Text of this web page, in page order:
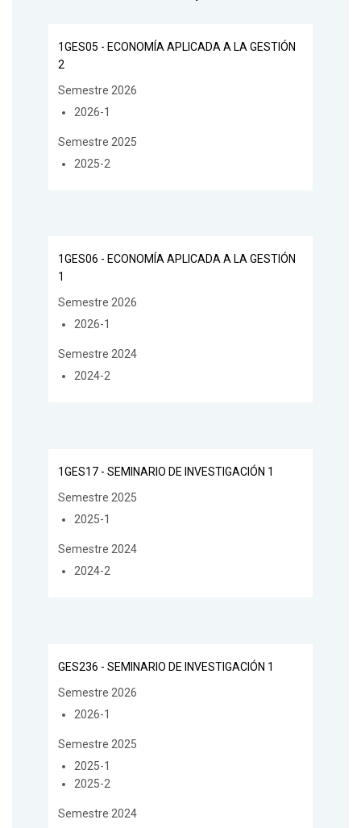
1GES05 - ECONOMÍA APLICADA A LA GESTIÓN
2
Semestre 2026
2026-1
Semestre 2025
2025-2
1GES06 - ECONOMÍA APLICADA A LA GESTIÓN
1
Semestre 2026
2026-1
Semestre 2024
2024-2
1GES17 - SEMINARIO DE INVESTIGACIÓN 1
Semestre 2025
2025-1
Semestre 2024
2024-2
GES236 - SEMINARIO DE INVESTIGACIÓN 1
Semestre 2026
2026-1
Semestre 2025
2025-1
2025-2
Semestre 2024